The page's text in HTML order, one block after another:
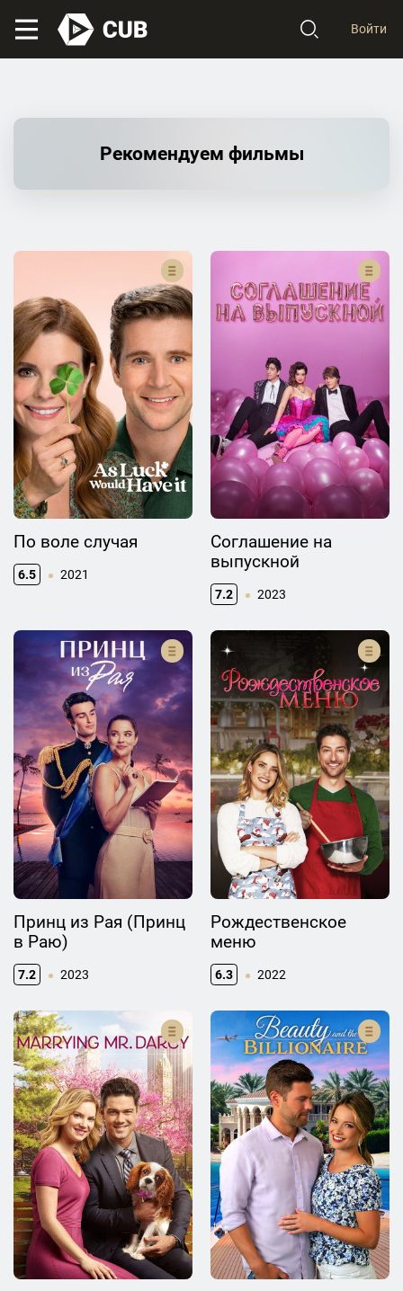
Войти
Рекомендуем фильмы
По воле случая
6.5 2021
Соглашение на
выпускной
7.2 2023
Принц из Рая (Принц
в Раю)
7.2 2023
Рождественское
меню
6.3 2022